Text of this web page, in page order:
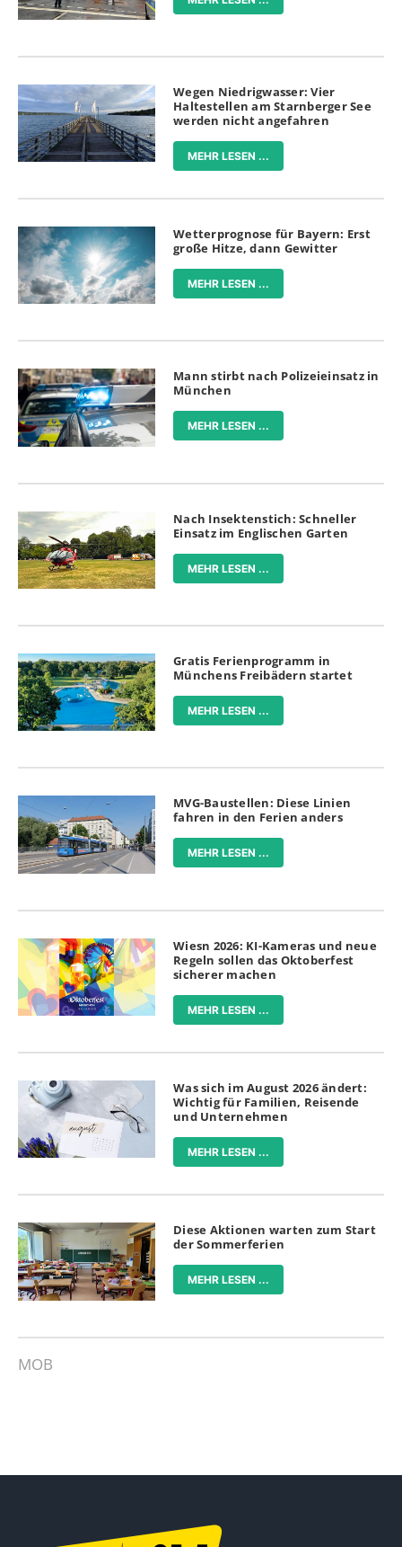
Wegen Niedrigwasser: Vier
Haltestellen am Starnberger See
werden nicht angefahren
MEHR LESEN ...
Wetterprognose für Bayern: Erst
große Hitze, dann Gewitter
MEHR LESEN ...
Mann stirbt nach Polizeieinsatz in
München
MEHR LESEN ...
Nach Insektenstich: Schneller
Einsatz im Englischen Garten
MEHR LESEN ...
Gratis Ferienprogramm in
Münchens Freibädern startet
MEHR LESEN ...
MVG-Baustellen: Diese Linien
fahren in den Ferien anders
MEHR LESEN ...
Wiesn 2026: KI-Kameras und neue
Regeln sollen das Oktoberfest
sicherer machen
MEHR LESEN ...
Was sich im August 2026 ändert:
Wichtig für Familien, Reisende
und Unternehmen
MEHR LESEN ...
Diese Aktionen warten zum Start
der Sommerferien
MEHR LESEN ...
MOB